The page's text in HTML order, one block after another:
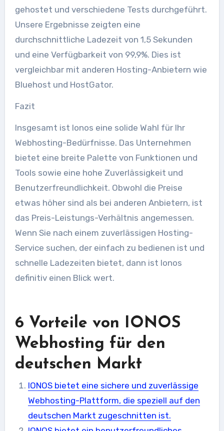
gehostet und verschiedene Tests durchgeführt.
Unsere Ergebnisse zeigten eine
durchschnittliche Ladezeit von 1,5 Sekunden
und eine Verfügbarkeit von 99,9%. Dies ist
vergleichbar mit anderen Hosting-Anbietern wie
Bluehost und HostGator.
Fazit
Insgesamt ist Ionos eine solide Wahl für Ihr
Webhosting-Bedürfnisse. Das Unternehmen
bietet eine breite Palette von Funktionen und
Tools sowie eine hohe Zuverlässigkeit und
Benutzerfreundlichkeit. Obwohl die Preise
etwas höher sind als bei anderen Anbietern, ist
das Preis-Leistungs-Verhältnis angemessen.
Wenn Sie nach einem zuverlässigen Hosting-
Service suchen, der einfach zu bedienen ist und
schnelle Ladezeiten bietet, dann ist Ionos
definitiv einen Blick wert.
6 Vorteile von IONOS
Webhosting für den
deutschen Markt
IONOS bietet eine sichere und zuverlässige
Webhosting-Plattform, die speziell auf den
deutschen Markt zugeschnitten ist.